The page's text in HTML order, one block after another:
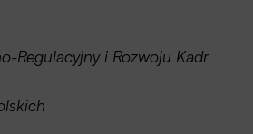
Regulacyjny i Rozwoju Kadr